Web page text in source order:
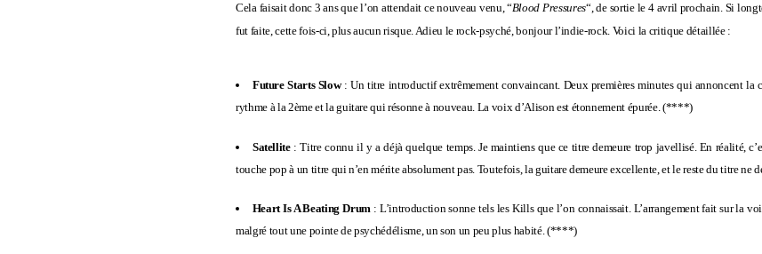
Cela faisait donc 3 ans que l’on attendait ce nouveau venu, “Blood Pressures“, de sortie le 4 avril prochain. Si
fut faite, cette fois-ci, plus aucun risque. Adieu le rock-psyché, bonjour l’indie-rock. Voici la critique détaillée :
Future Starts Slow: Un titre introductif extrêmement convaincant. Deux premières minutes qui annoncent la
rythme à la 2ème et la guitare qui résonne à nouveau. La voix d’Alison est étonnement épurée. (****)
Satellite: Titre connu il y a déjà quelque temps. Je maintiens que ce titre demeure trop javellisé. En réalité,
touche pop à un titre qui n’en mérite absolument pas. Toutefois, la guitare demeure excellente, et le reste du titre ne
Heart Is A Beating Drum: L’introduction sonne tels les Kills que l’on connaissait. L’arrangement fait sur la
malgré tout une pointe de psychédélisme, un son un peu plus habité.(****)